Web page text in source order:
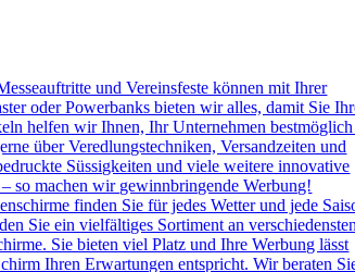
und Vereinsfeste können mit Ihrer
oder Powerbanks bieten wir alles, damit Sie
helfen wir Ihnen, Ihr Unternehmen
über Veredlungstechniken, Versandzeiten und
Süssigkeiten und viele weitere innovative
so machen wir gewinnbringende Werbung!
finden Sie für jedes Wetter und jede
Sie ein vielfältiges Sortiment an
Sie bieten viel Platz und Ihre Werbung lässt
Ihren Erwartungen entspricht. Wir beraten